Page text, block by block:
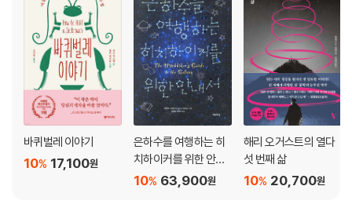
바퀴벌레 이야기
17,100원
10%
은하수를 여행하는 히
치하이커를 위한 안내
서 합본63,900원
10%
해리 오거스트의 열다
섯 번째 삶
20,700원
10%